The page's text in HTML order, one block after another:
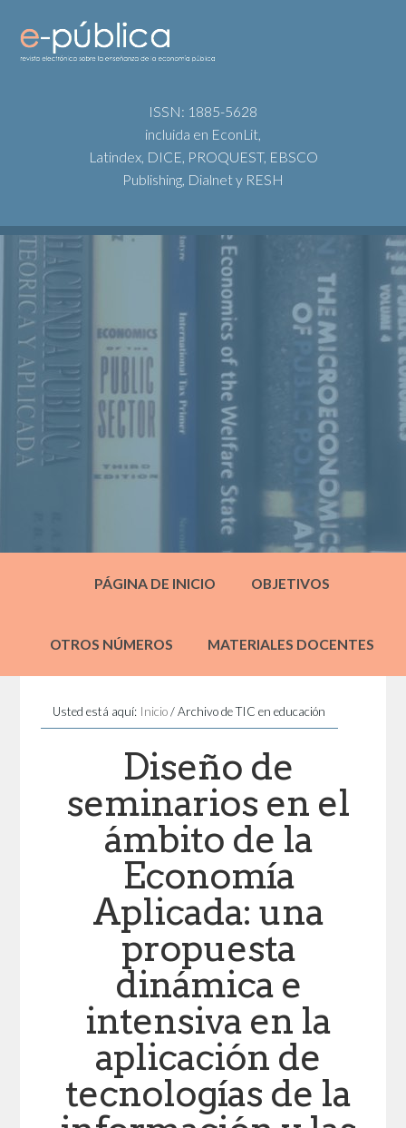
ISSN: 1885-5628
incluida en EconLit,
Latindex, DICE, PROQUEST, EBSCO
Publishing, Dialnet y RESH
PÁGINA DE INICIO OBJETIVOS
OTROS NÚMEROS MATERIALES DOCENTES
Usted está aquí: Inicio /Archivo de TIC en educación
Diseño de
seminarios en el
ámbito de la
Economía
Aplicada: una
propuesta
dinámica e
intensiva en la
aplicación de
tecnologías de la